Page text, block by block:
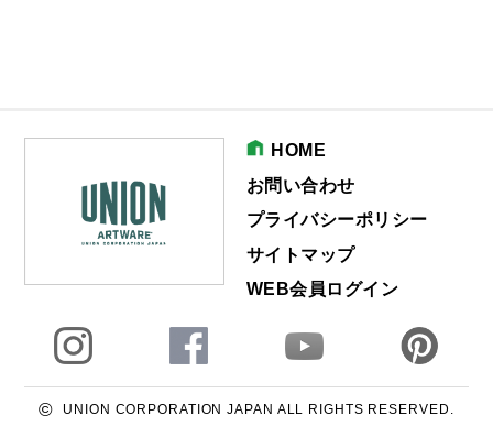
HOME
お問い合わせ
プライバシーポリシー
サイトマップ
WEB会員ログイン
© UNION CORPORATION JAPAN ALL RIGHTS RESERVED.